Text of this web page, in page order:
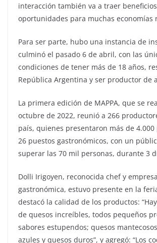
interacción también va a traer
oportunidades para muchas economías
Para ser parte, hubo una instancia de
culminó el pasado 6 de abril, con las
condiciones de tener más de 18 años,
República Argentina y ser productor de
La primera edición de MAPPA, que se
octubre de 2022, reunió a 266
país, quienes presentaron más de
26 puestos gastronómicos, con un
superar las 70 mil personas, durante 3
Dolli Irigoyen, reconocida chef y
gastronómica, estuvo presente en la
destacó la calidad de los productos:
de quesos increíbles, todos pequeños
sabores estupendos; quesos
azules y quesos duros”, y agregó: “Los